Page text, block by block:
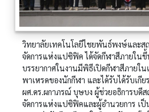
วิทยาลัยเทคโนโลยีไชยพันธ์พงษ์และส
จัดการแห่งแปซิฟิค ได้จัดกีฬาสีภายในขึ้
บรรยากาศในงานมีพิธีเปิดกีฬาสีภายใ
พาเหรดของนักกีฬา และได้รับได้รับเกีย
ผศ.ดร.ผกาภรณ์ บุษบง ผู้ช่วยอธิการบดี
จัดการแห่งแปซิฟิคและผู้อำนวยการ เป็